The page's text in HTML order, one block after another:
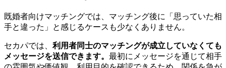
既婚者向けマッチングでは、マッチング後に「思っていた相
手と違った」と感じるケースも少なくありません。
セカパでは、 利用者同士のマッチングが成立していなくても
メッセージを送信できます。 最初にメッセージを通じて相手